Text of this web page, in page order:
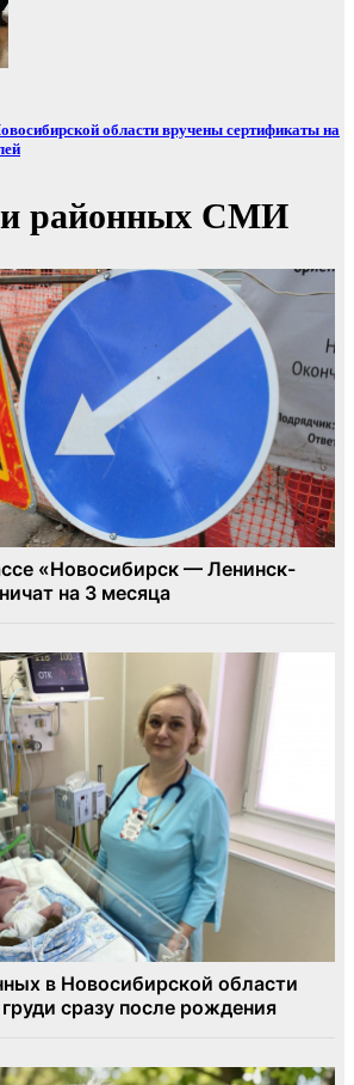
области вручены сертификаты на